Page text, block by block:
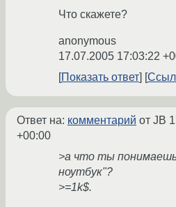
Что скажете?
anonymous
17.07.2005 17:03:22
Показать ответ
Ответ на: комментарий от JB
+00:00
>а что ты
ноутбук"?
>=1k$.